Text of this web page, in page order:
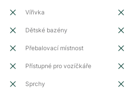
Vířivka
Dětské bazény
Přebalovací místnost
Přístupné pro vozíčkáře
Sprchy